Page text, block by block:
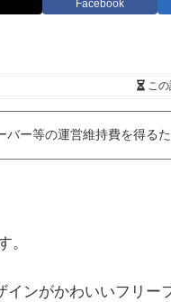
Facebook
こ
バー等の運営維持費を得る
。
インがかわいいフリー